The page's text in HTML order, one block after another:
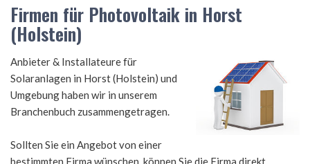
Firmen für Photovoltaik in Horst
(Holstein)
Anbieter & Installateure für
Solaranlagen in Horst (Holstein) und
Umgebung haben wir in unserem
Branchenbuch zusammengetragen.
Sollten Sie ein Angebot von einer
bestimmten Firma wünschen, können Sie die Firma direkt